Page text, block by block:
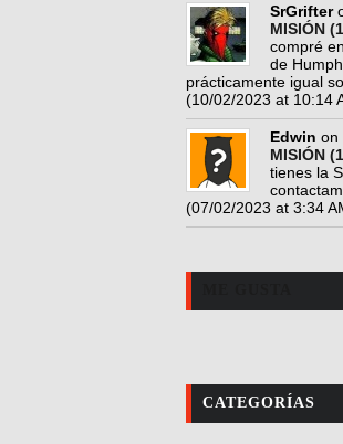
SrGrifter
MISIÓN
compré
de
prácticamente igual
(10/02/2023 at 10:14
Edwin on
MISIÓN
tienes la
(07/02/2023 at 3:34
CATEGORÍAS